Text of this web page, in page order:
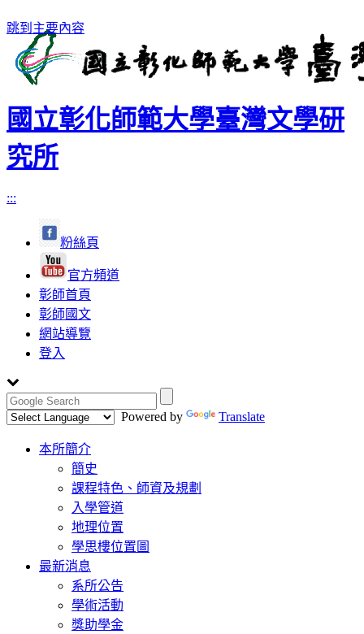
跳到主要內容
國立彰化師範大學臺灣文學研
究所
:::
粉絲頁
官方頻道
彰師首頁
彰師國文
網站導覽
登入
Powered by
Translate
Toggle
navigation
本所簡介
簡史
課程特色、師資及規劃
入學管道
地理位置
學思樓位置圖
最新消息
系所公告
學術活動
獎助學金